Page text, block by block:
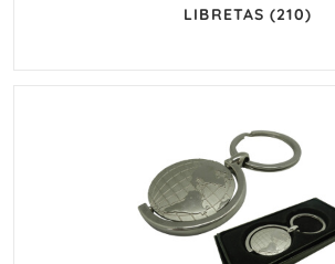
LIBRETAS(210)